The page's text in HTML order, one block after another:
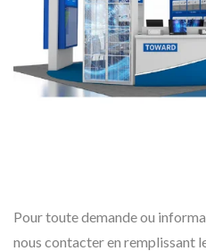
Pour toute demande ou
nous contacter en remplissant